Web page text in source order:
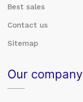
Best sales
Contact us
Sitemap
Our company